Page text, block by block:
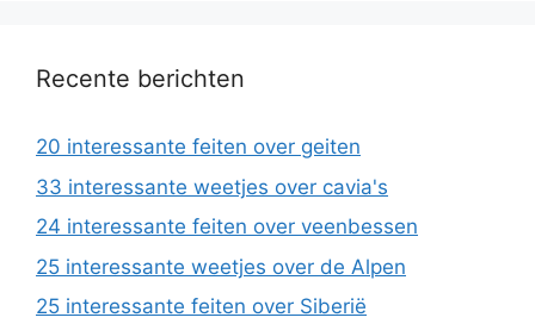
Recente berichten
20 interessante feiten over geiten
33 interessante weetjes over cavia's
24 interessante feiten over veenbessen
25 interessante weetjes over de Alpen
25 interessante feiten over Siberië